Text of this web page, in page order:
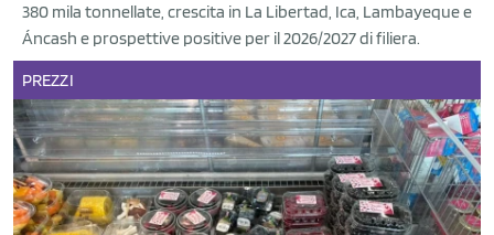
380 mila tonnellate, crescita in La Libertad, Ica, Lambayeque e
Áncash e prospettive positive per il 2026/2027 di filiera.
PREZZI